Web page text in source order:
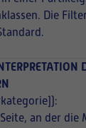
Die
an der die